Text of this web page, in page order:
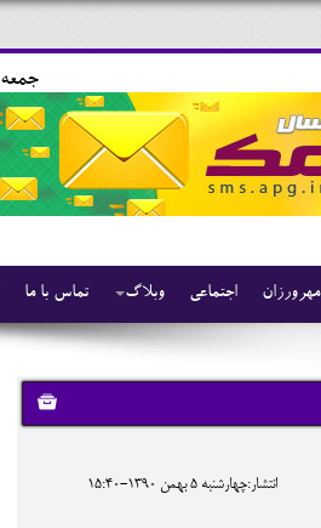
جمعه 16 مرداد 1405-6:23-
تماس با ما وبلاگ اجتماعی مهرورزان
انتشار:چهارشنبه 5 بهمن 1390-15:40